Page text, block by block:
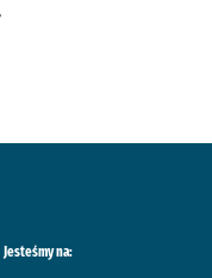
Jesteśmy na: